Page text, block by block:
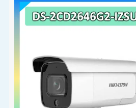
thoại 2 chiều, ống kính 4